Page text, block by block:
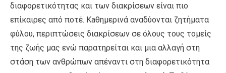
διαφορετικότητας και των διακρίσεων είναι πιο
επίκαιρες από ποτέ. Kaθημερινά αναδύονται ζητήματα
φύλου, περιπτώσεις διακρίσεων σε όλους τους τομείς
της ζωής μας ενώ παρατηρείται και μια αλλαγή στη
στάση των ανθρώπων απέναντι στη διαφορετικότητα